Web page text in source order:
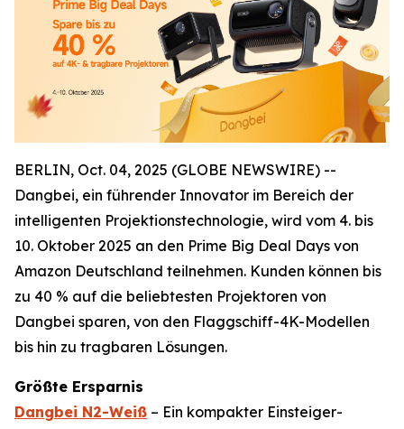
BERLIN, Oct. 04, 2025 (GLOBE NEWSWIRE) --
Dangbei, ein führender Innovator im Bereich der
intelligenten Projektionstechnologie, wird vom 4. bis
10. Oktober 2025 an den Prime Big Deal Days von
Amazon Deutschland teilnehmen. Kunden können bis
zu 40 % auf die beliebtesten Projektoren von
Dangbei sparen, von den Flaggschiff-4K-Modellen
bis hin zu tragbaren Lösungen.
Größte Ersparnis
Dangbei N2-Weiß – Ein kompakter Einsteiger-